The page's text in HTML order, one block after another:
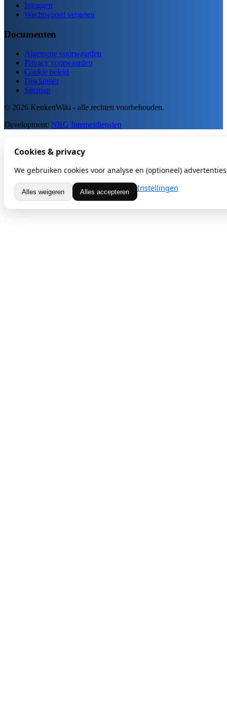
Inloggen
Wachtwoord vergeten
Documenten
Algemene voorwaarden
Privacy voorwaarden
Cookie beleid
Disclaimer
Sitemap
© 2026 KeukenWiki - alle rechten voorbehouden.
Development: NRG Internetdiensten
Cookies & privacy
We gebruiken cookies voor analyse en (optioneel)
Alles weigeren Alles accepteren Instellingen